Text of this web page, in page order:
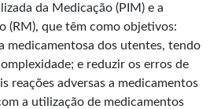
da Medicação (PIM) e a
(RM), que têm como objetivos:
medicamentosa dos utentes, tendo
e reduzir os erros de
reações adversas a medicamentos
a utilização de medicamentos